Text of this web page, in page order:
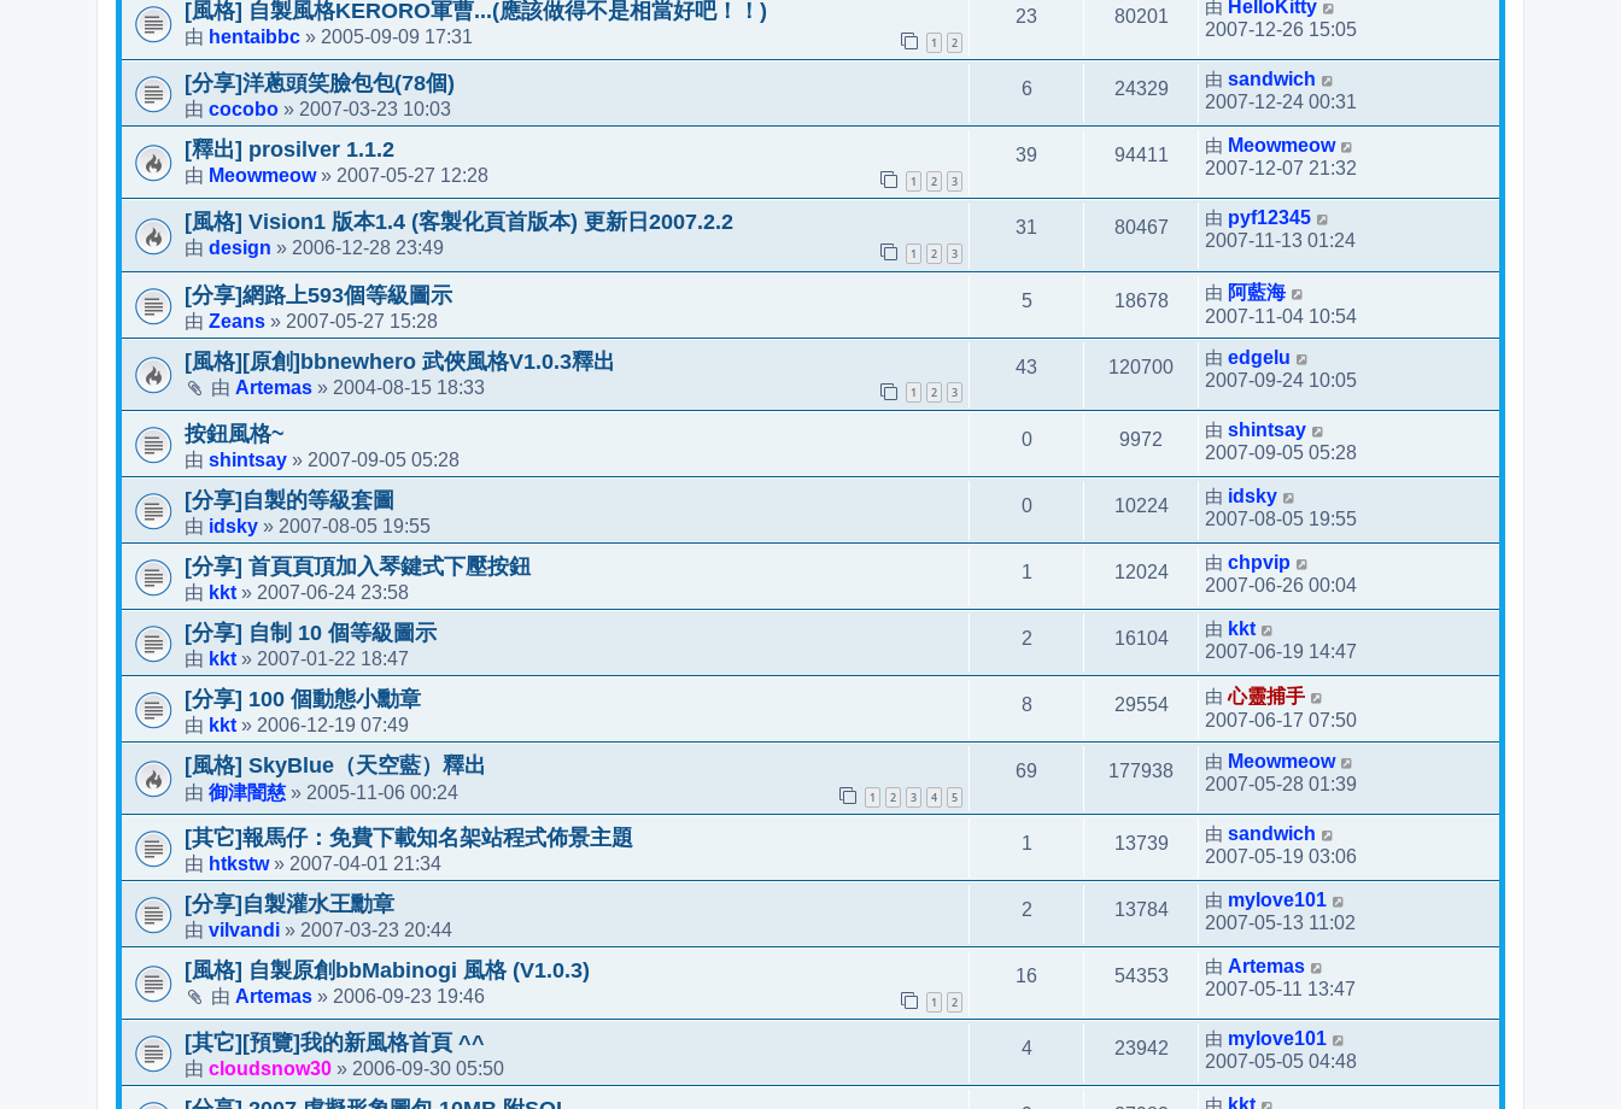
[風格] 自製風格KERORO軍曹...(應該做得不是相當好吧！！)
由 hentaibbc » 2005-09-09 17:31 1 2
23 80201 由 HelloKitty
2007-12-26 15:05
[分享]洋蔥頭笑臉包包(78個)
由 cocobo » 2007-03-23 10:03
6 24329 由 sandwich
2007-12-24 00:31
[釋出] prosilver 1.1.2
由 Meowmeow» 2007-05-27 12:28 1 2 3
39 94411 由 Meowmeow
2007-12-07 21:32
[風格] Vision1 版本1.4 (客製化頁首版本) 更新日2007.2.2
由 design » 2006-12-28 23:49 1 2 3
31 80467 由 pyf12345
2007-11-13 01:24
[分享]網路上593個等級圖示
由 Zeans » 2007-05-27 15:28
5 18678 由 阿藍海
2007-11-04 10:54
[風格][原創]bbnewhero 武俠風格V1.0.3釋出
由 Artemas » 2004-08-15 18:33 1 2 3
43 120700 由 edgelu
2007-09-24 10:05
按鈕風格~
由 shintsay » 2007-09-05 05:28
0 9972 由 shintsay
2007-09-05 05:28
[分享]自製的等級套圖
由 idsky » 2007-08-05 19:55
0 10224 由 idsky
2007-08-05 19:55
[分享] 首頁頁頂加入琴鍵式下壓按鈕
由 kkt » 2007-06-24 23:58
1 12024 由 chpvip
2007-06-26 00:04
[分享] 自制 10 個等級圖示
由 kkt » 2007-01-22 18:47
2 16104 由 kkt
2007-06-19 14:47
[分享] 100 個動態小勳章
由 kkt » 2006-12-19 07:49
8 29554 由心靈捕手
2007-06-17 07:50
[風格] SkyBlue（天空藍）釋出
由 御津闇慈 » 2005-11-06 00:24 1 2 3 4 5
69 177938 由 Meowmeow
2007-05-28 01:39
[其它]報馬仔：免費下載知名架站程式佈景主題
由 htkstw» 2007-04-01 21:34
1 13739 由 sandwich
2007-05-19 03:06
[分享]自製灌水王勳章
由 vilvandi » 2007-03-23 20:44
2 13784 由 mylove101
2007-05-13 11:02
[風格] 自製原創bbMabinogi 風格 (V1.0.3)
由 Artemas » 2006-09-23 19:46 1 2
16 54353 由 Artemas
2007-05-11 13:47
[其它][預覽]我的新風格首頁 ^^
由 cloudsnow30 » 2006-09-30 05:50
4 23942 由 mylove101
2007-05-05 04:48